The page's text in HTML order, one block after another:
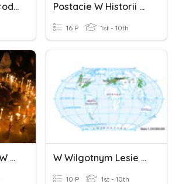
Tradycje Bożonarodzeniowe W Polsce I Niemczech Postacie W Historii Harcerstwa I Skautingu.
16 P 1st - 10th
Święto Zmarłych W Różnych Kulturach I Religiach W Wilgotnym Lesie Równikowym I W Lesie Strefy Umiarkowanej
10 P 1st - 10th